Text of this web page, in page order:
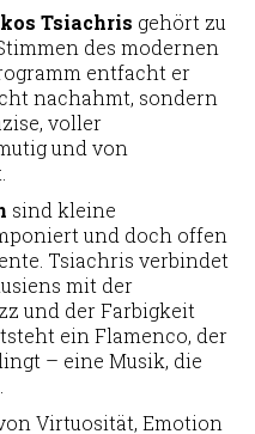
Tsiachris gehört zu
des modernen
entfacht er
nachahmt, sondern
voller
und von
sind kleine
und doch offen
Tsiachris verbindet
mit der
und der Farbigkeit
ein Flamenco, der
– eine Musik, die
Virtuosität, Emotion